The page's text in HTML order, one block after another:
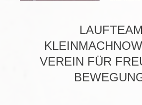
LAUFTEAM
VEREIN FÜR